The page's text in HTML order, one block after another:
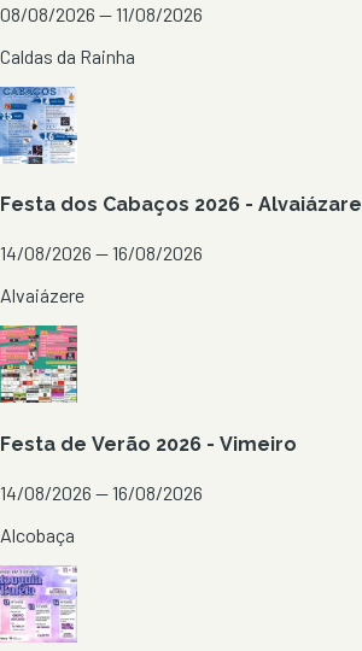
08/08/2026 — 11/08/2026
Caldas da Rainha
Festa dos Cabaços 2026 - Alvaiázare
14/08/2026 — 16/08/2026
Alvaiázere
Festa de Verão 2026 - Vimeiro
14/08/2026 — 16/08/2026
Alcobaça